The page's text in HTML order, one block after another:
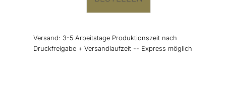
Menge
Versand: 3-5 Arbeitstage Produktionszeit nach
Druckfreigabe + Versandlaufzeit -- Express möglich